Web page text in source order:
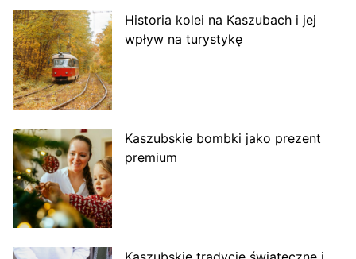
Historia kolei na Kaszubach i jej
wpływ na turystykę
Kaszubskie bombki jako prezent
premium